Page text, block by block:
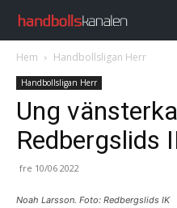
Hem Handbollsligan Herr
Handbollsligan Herr
Ung
Redbergslids
fre 10/06 2022
Noah Larsson. Foto: Redbergslids IK